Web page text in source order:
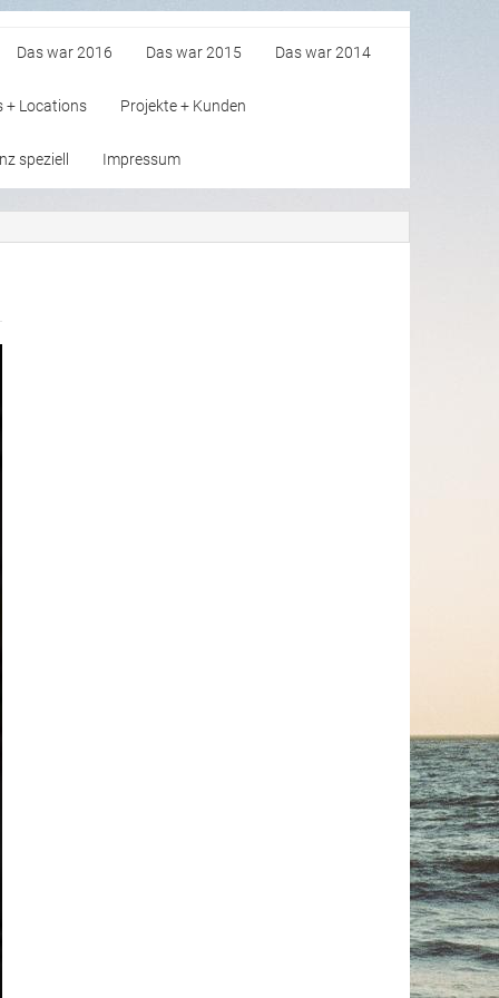
Das war 2016 Das war 2015 Das war 2014
+ Locations Projekte + Kunden
speziell Impressum